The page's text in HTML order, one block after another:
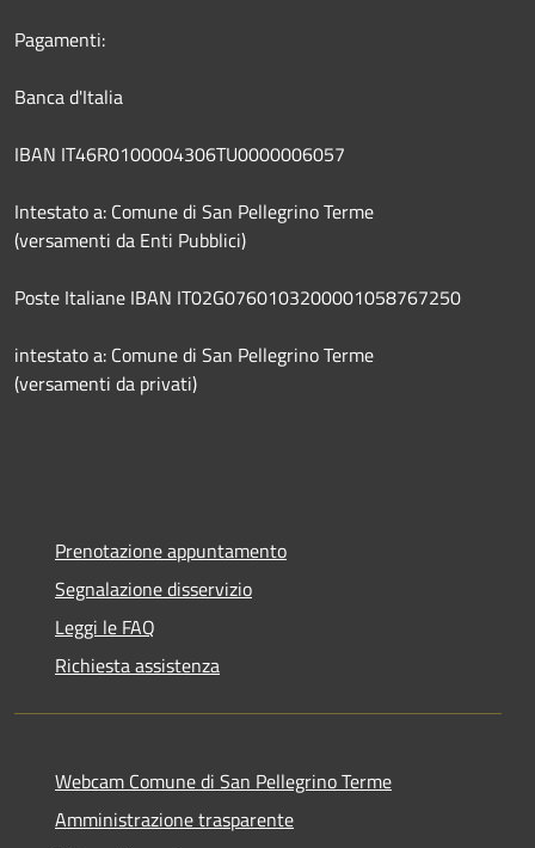
Pagamenti:
Banca d'Italia
IBAN IT46R0100004306TU0000006057
Intestato a: Comune di San Pellegrino Terme
(versamenti da Enti Pubblici)
Poste Italiane IBAN IT02G0760103200001058767250
intestato a: Comune di San Pellegrino Terme
(versamenti da privati)
Prenotazione appuntamento
Segnalazione disservizio
Leggi le FAQ
Richiesta assistenza
Webcam Comune di San Pellegrino Terme
Amministrazione trasparente